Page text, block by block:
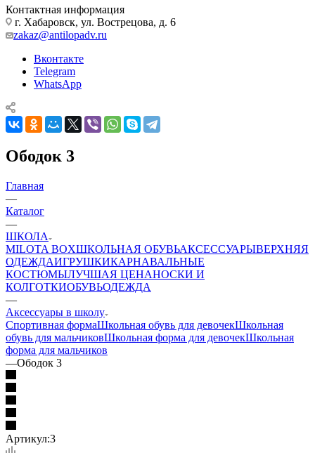
Контактная информация
г. Хабаровск, ул. Вострецова, д. 6
zakaz@antilopadv.ru
Вконтакте
Telegram
WhatsApp
Ободок 3
Главная
—
Каталог
—
ШКОЛА
MILOTA BOXШКОЛЬНАЯ ОБУВЬАКСЕССУАРЫВЕРХНЯЯ
ОДЕЖДАИГРУШКИКАРНАВАЛЬНЫЕ
КОСТЮМЫЛУЧШАЯ ЦЕНАНОСКИ И
КОЛГОТКИОБУВЬОДЕЖДА
—
Аксессуары в школу
Спортивная формаШкольная обувь для девочекШкольная
обувь для мальчиковШкольная форма для девочекШкольная
форма для мальчиков
—Ободок 3
Артикул:3